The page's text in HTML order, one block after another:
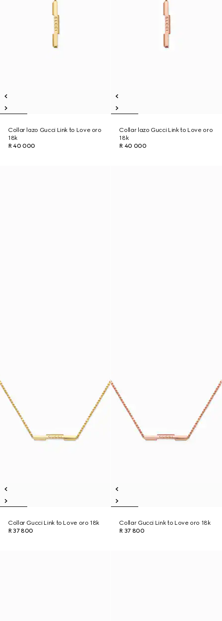
Collar lazo Gucci Link to Love oro
18k
R 40 000
Collar lazo Gucci Link to Love oro
18k
R 40 000
Collar Gucci Link to Love oro 18k
R 37 800
Collar Gucci Link to Love oro 18k
R 37 800